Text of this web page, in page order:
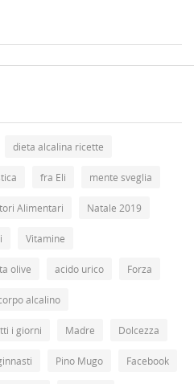
dieta alcalina ricette
fra Eli mente sveglia
Alimentari Natale 2019
Vitamine
olive acido urico Forza
alcalino
i giorni Madre Dolcezza
Pino Mugo Facebook